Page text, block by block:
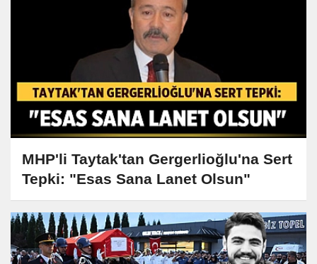
MHP'li Taytak'tan Gergerlioğlu'na Sert
Tepki: "Esas Sana Lanet Olsun"